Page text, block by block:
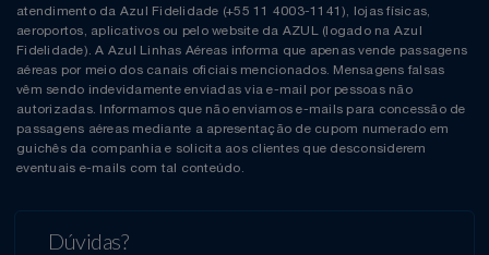
atendimento da Azul Fidelidade (+55 11 4003-1141), lojas físicas,
aeroportos, aplicativos ou pelo website da AZUL (logado na Azul
Fidelidade). A Azul Linhas Aéreas informa que apenas vende passagens
aéreas por meio dos canais oficiais mencionados. Mensagens falsas
vêm sendo indevidamente enviadas via e-mail por pessoas não
autorizadas. Informamos que não enviamos e-mails para concessão de
passagens aéreas mediante a apresentação de cupom numerado em
guichês da companhia e solicita aos clientes que desconsiderem
eventuais e-mails com tal conteúdo.
Dúvidas?